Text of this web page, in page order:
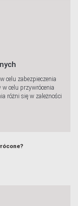
celu zabezpieczenia
w celu przywrócenia
różni się w zależności